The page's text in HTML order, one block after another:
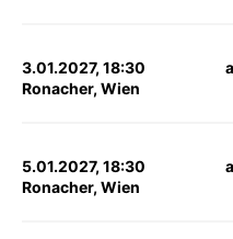
3.01.2027, 18:30
Ronacher, Wien
5.01.2027, 18:30
Ronacher, Wien